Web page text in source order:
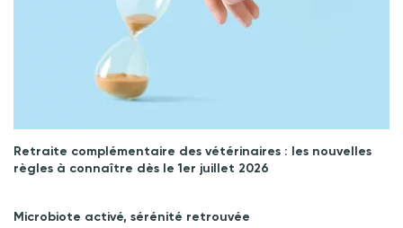
Retraite complémentaire des vétérinaires : les nouvelles
règles à connaître dès le 1er juillet 2026
Microbiote activé, sérénité retrouvée